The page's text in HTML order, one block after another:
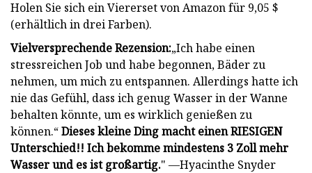
Holen Sie sich ein Viererset von Amazon für 9,05 $
(erhältlich in drei Farben).
Vielversprechende Rezension:„Ich habe einen
stressreichen Job und habe begonnen, Bäder zu
nehmen, um mich zu entspannen. Allerdings hatte ich
nie das Gefühl, dass ich genug Wasser in der Wanne
behalten könnte, um es wirklich genießen zu
können.“Dieses kleine Ding macht einen RIESIGEN
Unterschied!! Ich bekomme mindestens 3 Zoll mehr
Wasser und es ist großartig." —Hyacinthe Snyder